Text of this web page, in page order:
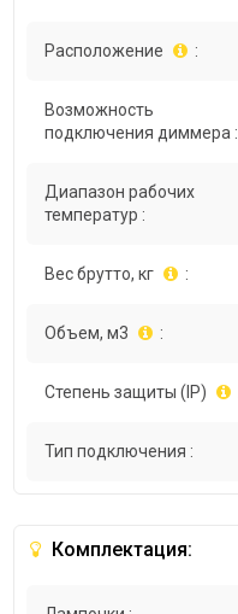
Расположение :
Возможность
подключения диммера :
Диапазон рабочих
температур :
Вес брутто, кг :
Объем, м3 :
Степень защиты (IP)
Тип подключения :
Комплектация: